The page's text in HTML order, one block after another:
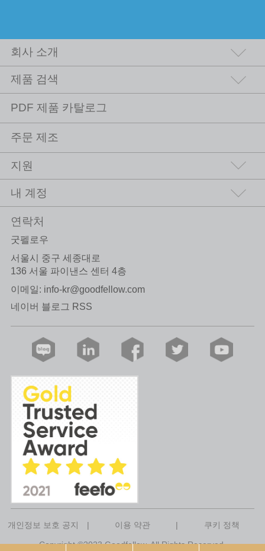
회사 소개
제품 검색
PDF 제품 카탈로그
주문 제조
지원
내 계정
연락처
굿펠로우
서울시 중구 세종대로
136 서울 파이낸스 센터 4층
이메일: info-kr@goodfellow.com
네이버 블로그 RSS
개인정보 보호 공지 | 이용 약관 | 쿠키 정책
Copyright ©2023 Goodfellow. All Rights Reserved.